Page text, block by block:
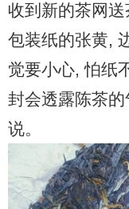
收到新的茶网
包装纸的张黄,
觉要小心, 怕纸
封会透露陈茶
说。